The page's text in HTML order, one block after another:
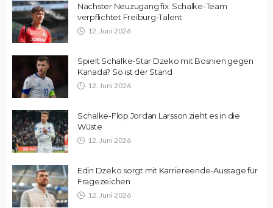
Nächster Neuzugang fix: Schalke-Team
verpflichtet Freiburg-Talent
12. Juni 2026
Spielt Schalke-Star Dzeko mit Bosnien gegen
Kanada? So ist der Stand
12. Juni 2026
Schalke-Flop Jordan Larsson zieht es in die
Wüste
12. Juni 2026
Edin Dzeko sorgt mit Karriereende-Aussage für
Fragezeichen
12. Juni 2026